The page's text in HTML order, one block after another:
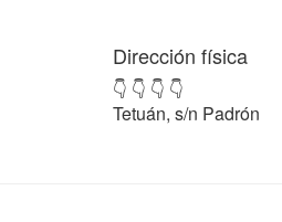
Dirección física
👇 👇 👇 👇
Tetuán, s/n Padrón